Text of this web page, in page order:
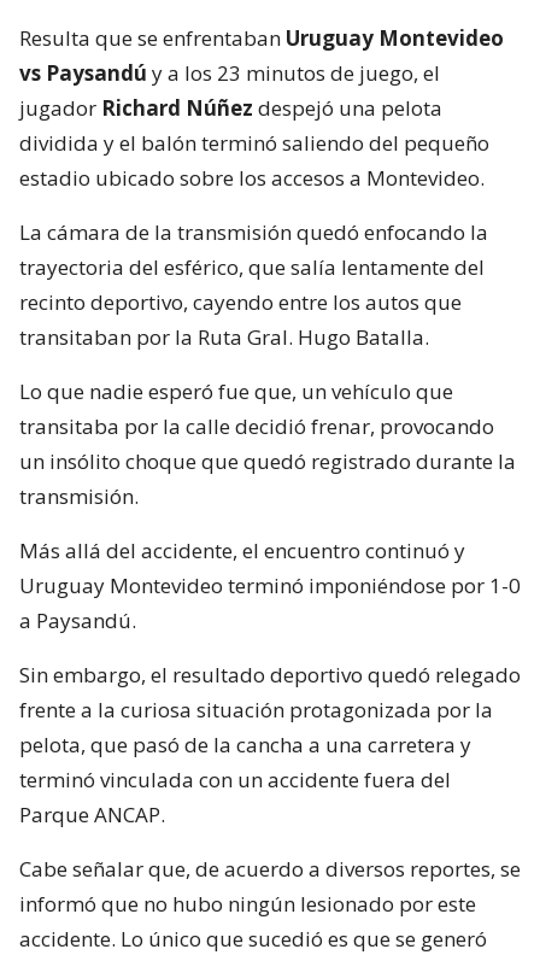
Resulta que se enfrentaban Uruguay Montevideo
vs Paysandú y a los 23 minutos de juego, el
jugador Richard Núñez despejó una pelota
dividida y el balón terminó saliendo del pequeño
estadio ubicado sobre los accesos a Montevideo.
La cámara de la transmisión quedó enfocando la
trayectoria del esférico, que salía lentamente del
recinto deportivo, cayendo entre los autos que
transitaban por la Ruta Gral. Hugo Batalla.
Lo que nadie esperó fue que, un vehículo que
transitaba por la calle decidió frenar, provocando
un insólito choque que quedó registrado durante la
transmisión.
Más allá del accidente, el encuentro continuó y
Uruguay Montevideo terminó imponiéndose por 1-0
a Paysandú.
Sin embargo, el resultado deportivo quedó relegado
frente a la curiosa situación protagonizada por la
pelota, que pasó de la cancha a una carretera y
terminó vinculada con un accidente fuera del
Parque ANCAP.
Cabe señalar que, de acuerdo a diversos reportes, se
informó que no hubo ningún lesionado por este
accidente. Lo único que sucedió es que se generó